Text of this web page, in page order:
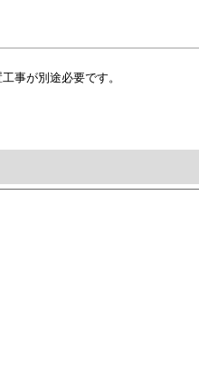
事が別途必要です。